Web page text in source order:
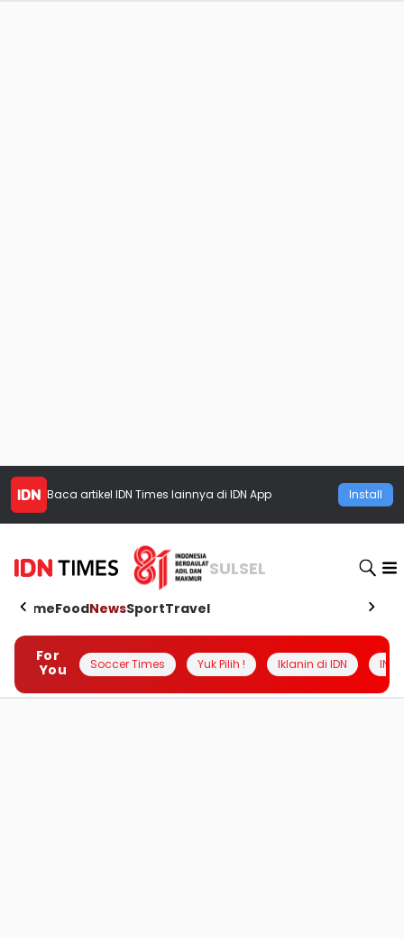
Baca artikel IDN Times lainnya di IDN App Install
SULSEL
HomeFoodNewsSportTravel
For
You
Soccer Times Yuk Pilih ! Iklanin di IDN